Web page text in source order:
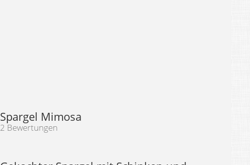
Spargel Mimosa
2 Bewertungen